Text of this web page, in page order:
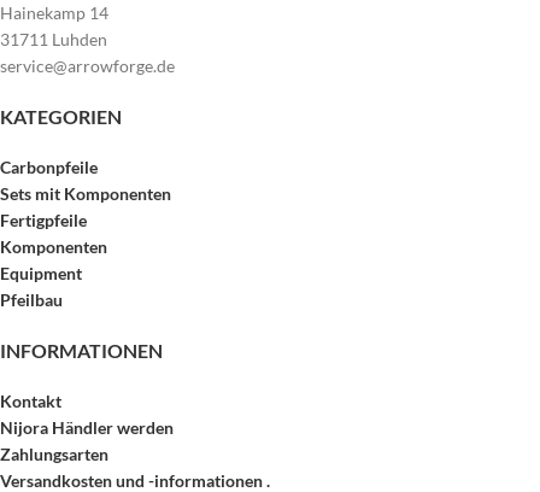
Hainekamp 14
31711 Luhden
service@arrowforge.de
KATEGORIEN
Carbonpfeile
Sets mit Komponenten
Fertigpfeile
Komponenten
Equipment
Pfeilbau
INFORMATIONEN
Kontakt
Nijora Händler werden
Zahlungsarten
Versandkosten und -informationen .